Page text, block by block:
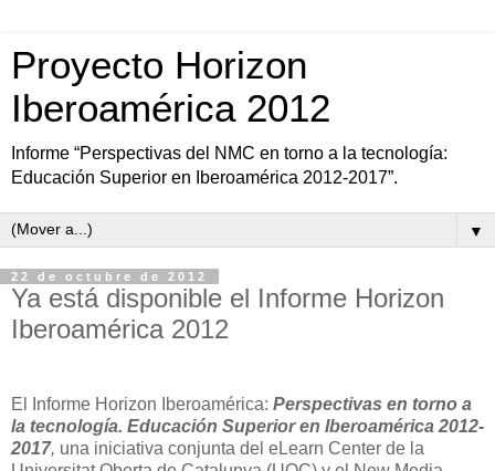
Proyecto Horizon
Iberoamérica 2012
Informe “Perspectivas del NMC en torno a la tecnología:
Educación Superior en Iberoamérica 2012-2017”.
▼
22 de octubre de 2012
Ya está disponible el Informe Horizon
Iberoamérica 2012
El Informe Horizon Iberoamérica: Perspectivas en torno a
la tecnología. Educación Superior en Iberoamérica 2012-
2017, una iniciativa conjunta del eLearn Center de la